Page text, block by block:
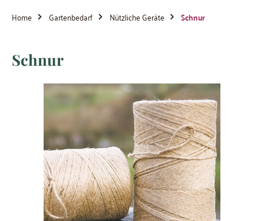
Home Gartenbedarf Nützliche Geräte Schnur
Schnur